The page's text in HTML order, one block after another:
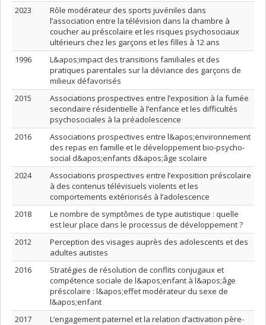
2023
Rôle modérateur des sports juvéniles dans
l’association entre la télévision dans la chambre à
coucher au préscolaire et les risques psychosociaux
ultérieurs chez les garçons et les filles à 12 ans
1996
L&apos;impact des transitions familiales et des
pratiques parentales sur la déviance des garçons de
milieux défavorisés
2015
Associations prospectives entre l’exposition à la fumée
secondaire résidentielle à l’enfance et les difficultés
psychosociales à la préadolescence
2016
Associations prospectives entre l&apos;environnement
des repas en famille et le développement bio-psycho-
social d&apos;enfants d&apos;âge scolaire
2024
Associations prospectives entre l’exposition préscolaire
à des contenus télévisuels violents et les
comportements extériorisés à l’adolescence
2018
Le nombre de symptômes de type autistique : quelle
est leur place dans le processus de développement ?
2012
Perception des visages auprès des adolescents et des
adultes autistes
2016
Stratégies de résolution de conflits conjugaux et
compétence sociale de l&apos;enfant à l&apos;âge
préscolaire : l&apos;effet modérateur du sexe de
l&apos;enfant
2017
L’engagement paternel et la relation d’activation père-